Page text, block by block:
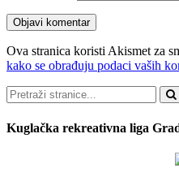
Ova stranica koristi Akismet za
kako se obrađuju podaci vaših
Pretraži
Kuglačka rekreativna liga